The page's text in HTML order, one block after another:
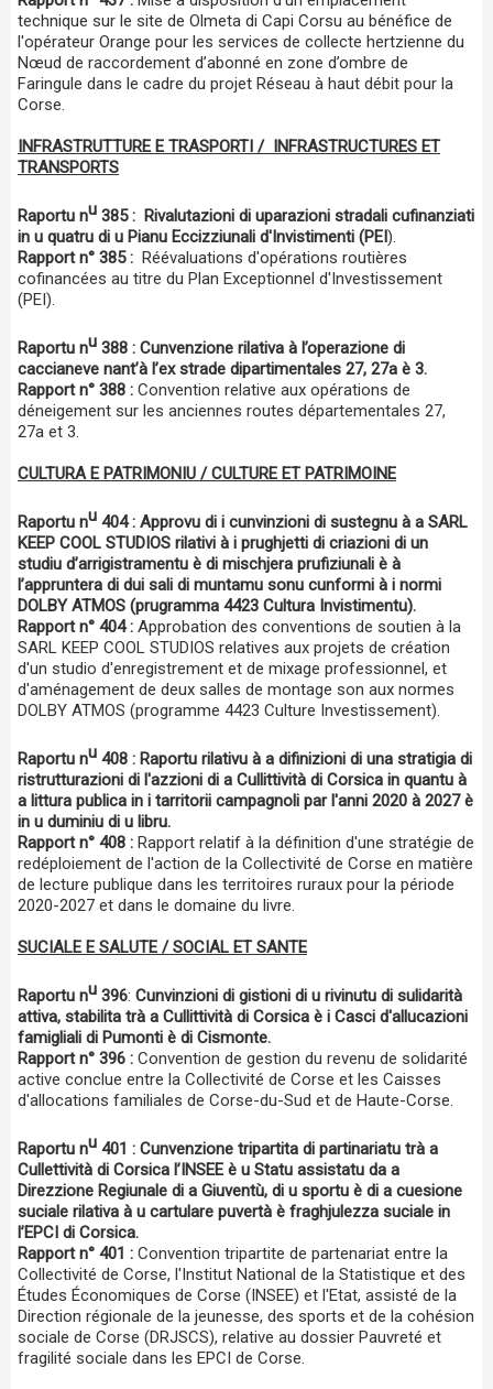
technique sur le site de Olmeta di Capi Corsu au bénéfice de
l'opérateur Orange pour les services de collecte hertzienne du
Nœud de raccordement d’abonné en zone d’ombre de
Faringule dans le cadre du projet Réseau à haut débit pour la
Corse.
INFRASTRUTTURE E TRASPORTI / INFRASTRUCTURES ET
TRANSPORTS
Raportu nu 385 : Rivalutazioni di uparazioni stradali cufinanziati
in u quatru di u Pianu Eccizziunali d'Invistimenti (PEI).
Rapport n° 385 : Réévaluations d'opérations routières
cofinancées au titre du Plan Exceptionnel d'Investissement
(PEI).
Raportu nu 388 : Cunvenzione rilativa à l’operazione di
caccianeve nant’à l’ex strade dipartimentales 27, 27a è 3.
Rapport n° 388 : Convention relative aux opérations de
déneigement sur les anciennes routes départementales 27,
27a et 3.
CULTURA E PATRIMONIU / CULTURE ET PATRIMOINE
Raportu nu 404 : Approvu di i cunvinzioni di sustegnu à a SARL
KEEP COOL STUDIOS rilativi à i prughjetti di criazioni di un
studiu d’arrigistramentu è di mischjera prufiziunali è à
l’appruntera di dui sali di muntamu sonu cunformi à i normi
DOLBY ATMOS (prugramma 4423 Cultura Invistimentu).
Rapport n° 404 : Approbation des conventions de soutien à la
SARL KEEP COOL STUDIOS relatives aux projets de création
d'un studio d'enregistrement et de mixage professionnel, et
d'aménagement de deux salles de montage son aux normes
DOLBY ATMOS (programme 4423 Culture Investissement).
Raportu nu 408 : Raportu rilativu à a difinizioni di una stratigia di
ristrutturazioni di l'azzioni di a Cullittività di Corsica in quantu à
a littura publica in i tarritorii campagnoli par l'anni 2020 à 2027 è
in u duminiu di u libru.
Rapport n° 408 : Rapport relatif à la définition d'une stratégie de
redéploiement de l'action de la Collectivité de Corse en matière
de lecture publique dans les territoires ruraux pour la période
2020-2027 et dans le domaine du livre.
SUCIALE E SALUTE / SOCIAL ET SANTE
Raportu nu 396: Cunvinzioni di gistioni di u rivinutu di sulidarità
attiva, stabilita trà a Cullittività di Corsica è i Casci d'allucazioni
famigliali di Pumonti è di Cismonte.
Rapport n° 396 : Convention de gestion du revenu de solidarité
active conclue entre la Collectivité de Corse et les Caisses
d'allocations familiales de Corse-du-Sud et de Haute-Corse.
Raportu nu 401 : Cunvenzione tripartita di partinariatu trà a
Cullettività di Corsica l’INSEE è u Statu assistatu da a
Direzzione Regiunale di a Giuventù, di u sportu è di a cuesione
suciale rilativa à u cartulare puvertà è fraghjulezza suciale in
l’EPCI di Corsica.
Rapport n° 401 : Convention tripartite de partenariat entre la
Collectivité de Corse, l'Institut National de la Statistique et des
Études Économiques de Corse (INSEE) et l'Etat, assisté de la
Direction régionale de la jeunesse, des sports et de la cohésion
sociale de Corse (DRJSCS), relative au dossier Pauvreté et
fragilité sociale dans les EPCI de Corse.